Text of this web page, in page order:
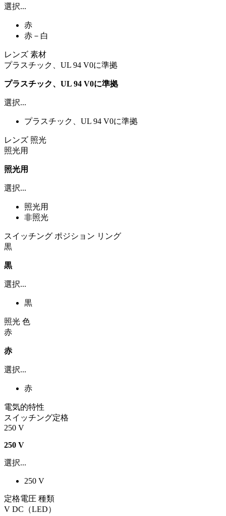
選択...
赤
赤－白
レンズ 素材
プラスチック、UL 94 V0に準拠
プラスチック、UL 94 V0に準拠
選択...
プラスチック、UL 94 V0に準拠
レンズ 照光
照光用
照光用
選択...
照光用
非照光
スイッチング ポジション リング
黒
黒
選択...
黒
照光 色
赤
赤
選択...
赤
電気的特性
スイッチング定格
250 V
250 V
選択...
250 V
定格電圧 種類
V DC（LED）